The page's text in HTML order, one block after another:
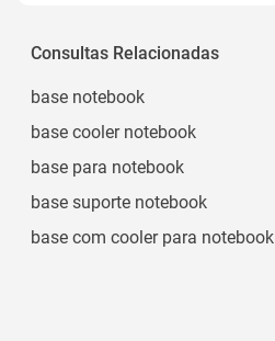
Consultas Relacionadas
base notebook
base cooler notebook
base para notebook
base suporte notebook
base com cooler para notebook